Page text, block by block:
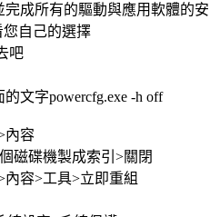
成所有的驅動與應用軟體的安
您自己的選擇
吧
文字powercfg.exe -h off
內容
磁碟機製成索引>關閉
內容>工具>立即重組